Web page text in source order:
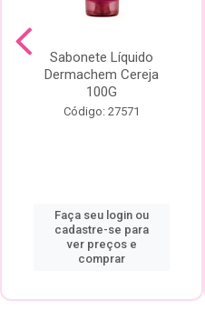
Sabonete Líquido
Dermachem Cereja
100G
Código: 27571
Faça seu login ou
cadastre-se para
ver preços e
comprar